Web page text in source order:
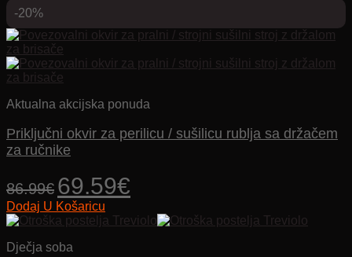
-20%
Aktualna akcijska ponuda
Priključni okvir za perilicu / sušilicu rublja sa držačem
za ručnike
86.99€
Izvorna
cijena
bila
je:
69.59€cijena
69.59€.
Dodaj U Košaricu
Dječja soba